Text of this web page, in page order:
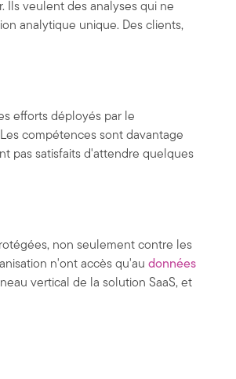
Ils veulent des analyses qui ne
analytique unique. Des clients,
efforts déployés par le
compétences sont davantage
pas satisfaits d'attendre quelques
non seulement contre les
n'ont accès qu'au données
vertical de la solution SaaS, et